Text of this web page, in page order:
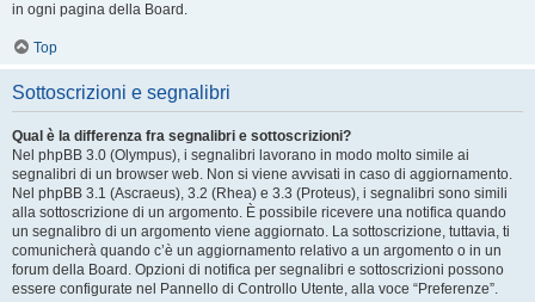
in ogni pagina della Board.
Top
Sottoscrizioni e segnalibri
Qual è la differenza fra segnalibri e sottoscrizioni?
Nel phpBB 3.0 (Olympus), i segnalibri lavorano in modo molto simile ai
segnalibri di un browser web. Non si viene avvisati in caso di aggiornamento.
Nel phpBB 3.1 (Ascraeus), 3.2 (Rhea) e 3.3 (Proteus), i segnalibri sono simili
alla sottoscrizione di un argomento. È possibile ricevere una notifica quando
un segnalibro di un argomento viene aggiornato. La sottoscrizione, tuttavia, ti
comunicherà quando c’è un aggiornamento relativo a un argomento o in un
forum della Board. Opzioni di notifica per segnalibri e sottoscrizioni possono
essere configurate nel Pannello di Controllo Utente, alla voce “Preferenze”.